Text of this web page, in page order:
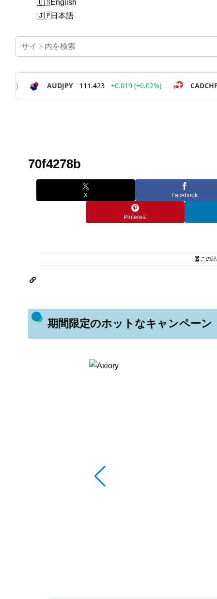
English
日本語
70f4278b
X Facebook
Pinterest
この
期間限定のホットなキャンペーン